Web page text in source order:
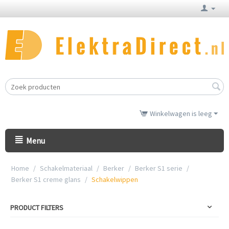
Winkelwagen is leeg
Menu
Home / Schakelmateriaal / Berker / Berker S1 serie /
Berker S1 creme glans / Schakelwippen
PRODUCT FILTERS